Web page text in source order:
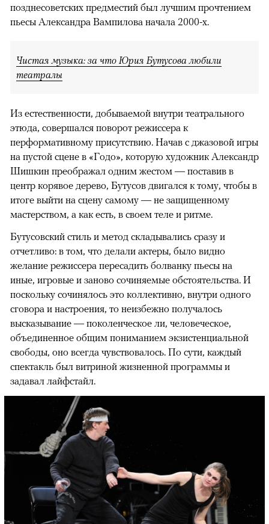
позднесоветских предместий был лучшим прочтением
пьесы Александра Вампилова начала 2000-х.
Чистая музыка: за что Юрия Бутусова любили
театралы
Из естественности, добываемой внутри театрального
этюда, совершался поворот режиссера к
перформативному присутствию. Начав с джазовой игры
на пустой сцене в «Годо», которую художник Александр
Шишкин преображал одним жестом — поставив в
центр корявое дерево, Бутусов двигался к тому, чтобы в
итоге выйти на сцену самому — не защищенному
мастерством, а как есть, в своем теле и ритме.
Бутусовский стиль и метод складывались сразу и
отчетливо: в том, что делали актеры, было видно
желание режиссера пересадить болванку пьесы на
иные, игровые и заново сочиняемые обстоятельства. И
поскольку сочинялось это коллективно, внутри одного
сговора и настроения, то неизбежно получалось
высказывание — поколенческое ли, человеческое,
объединенное общим пониманием экзистенциальной
свободы, оно всегда чувствовалось. По сути, каждый
спектакль был витриной жизненной программы и
задавал лайфстайл.